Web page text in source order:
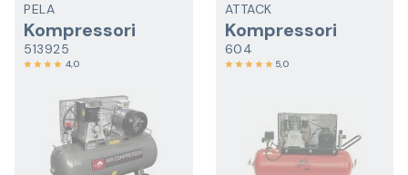
PELA
Kompressori
513925
4,0
ATTACK
Kompressori
604
5,0